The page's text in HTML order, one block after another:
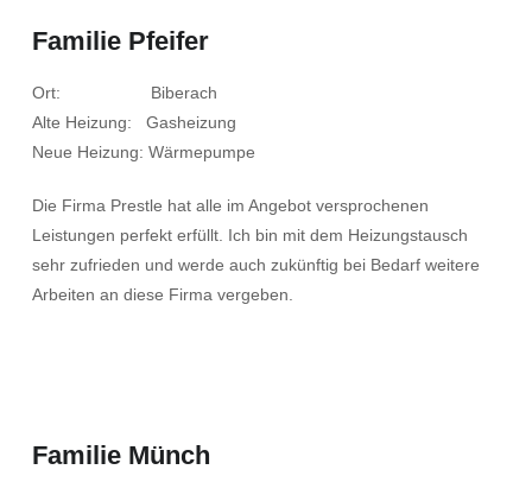
Familie Pfeifer
Ort: Biberach
Alte Heizung: Gasheizung
Neue Heizung: Wärmepumpe
Die Firma Prestle hat alle im Angebot versprochenen
Leistungen perfekt erfüllt. Ich bin mit dem Heizungstausch
sehr zufrieden und werde auch zukünftig bei Bedarf weitere
Arbeiten an diese Firma vergeben.
Familie Münch